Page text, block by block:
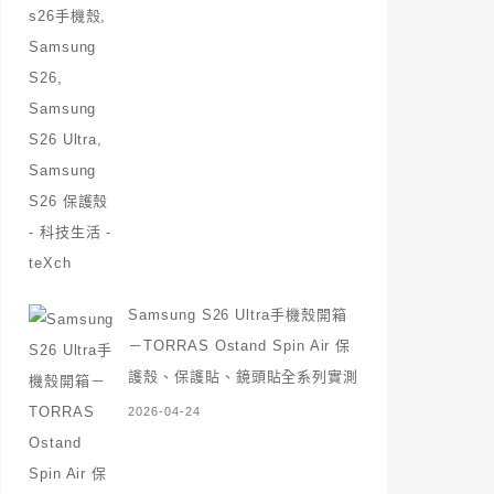
Samsung S26 Ultra手機殼開箱
－TORRAS Ostand Spin Air 保
護殼、保護貼、鏡頭貼全系列實測
2026-04-24